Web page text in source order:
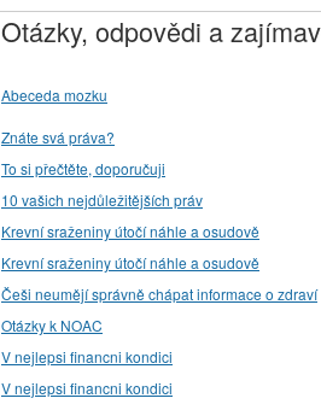
Otázky, odpovědi a
Abeceda mozku
Znáte svá práva?
To si přečtěte, doporučuji
10 vašich nejdůležitějších práv
Krevní sraženiny útočí náhle a osudově
Krevní sraženiny útočí náhle a osudově
Češi neumějí správně chápat informace o zdraví
Otázky k NOAC
V nejlepsi financni kondici
V nejlepsi financni kondici